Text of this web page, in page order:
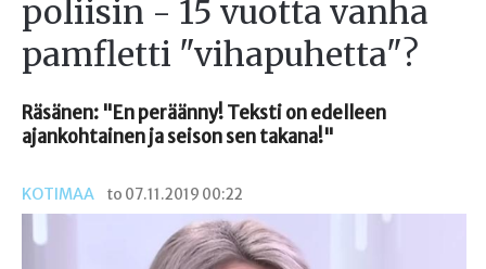
poliisin - 15 vuotta vanha
pamfletti "vihapuhetta"?
Räsänen: "En peräänny! Teksti on edelleen
ajankohtainen ja seison sen takana!"
KOTIMAA to 07.11.2019 00:22